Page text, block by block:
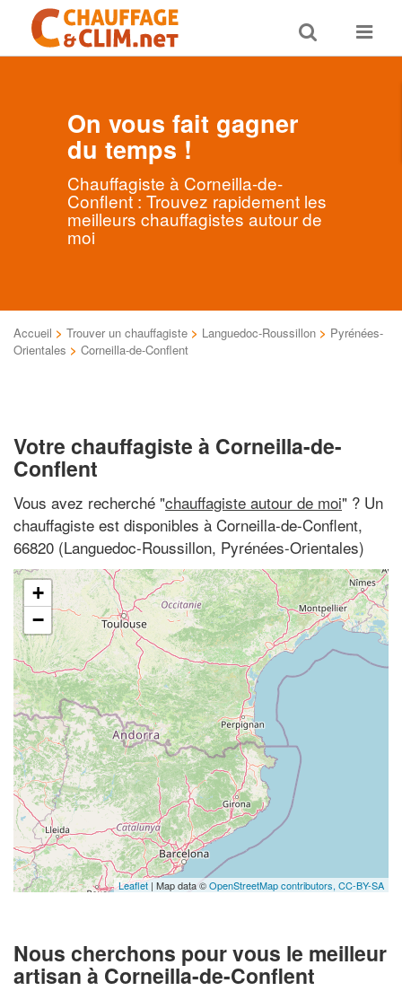
Toggle
search
Toggle
On vous fait gagner
du temps !
Chauffagiste à Corneilla-de-
Conflent : Trouvez rapidement les
meilleurs chauffagistes autour de
moi
Accueil > Trouver un chauffagiste > Languedoc-Roussillon > Pyrénées-
Orientales > Corneilla-de-Conflent
Votre chauffagiste à Corneilla-de-
Conflent
Vous avez recherché "chauffagiste autour de moi" ? Un
chauffagiste est disponibles à Corneilla-de-Conflent,
66820 (Languedoc-Roussillon, Pyrénées-Orientales)
+
−
Leaflet | Map data ©OpenStreetMap contributors, CC-BY-SA
Nous cherchons pour vous le meilleur
artisan à Corneilla-de-Conflent